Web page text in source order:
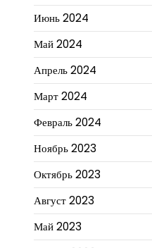
Июнь 2024
Май 2024
Апрель 2024
Март 2024
Февраль 2024
Ноябрь 2023
Октябрь 2023
Август 2023
Май 2023